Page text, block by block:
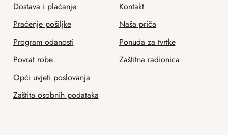
Dostava i plaćanje
Praćenje pošiljke
Program odanosti
Povrat robe
Opći uvjeti poslovanja
Zaštita osobnih podataka
Kontakt
Naša priča
Ponuda za tvrtke
Zaštitna radionica